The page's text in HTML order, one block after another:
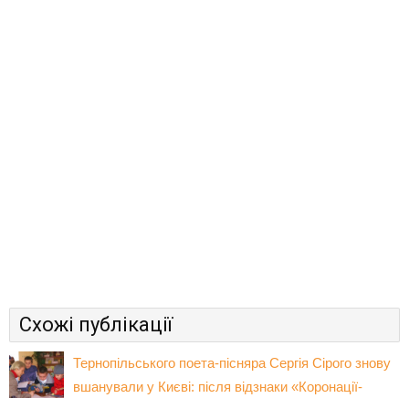
Схожі публікації
Тернопільського поета-пісняра Сергія Сірого знову
вшанували у Києві: після відзнаки «Коронації-